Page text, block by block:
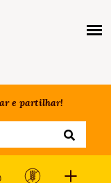
e partilhar!